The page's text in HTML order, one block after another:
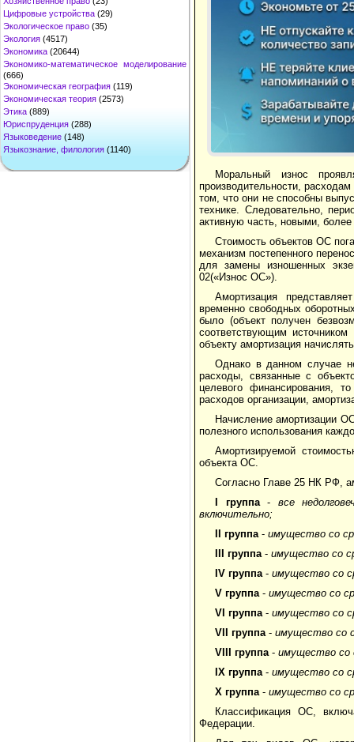
Цифровые устройства (29)
Экологическое право (35)
Экология (4517)
Экономика (20644)
Экономико-математическое моделирование
(666)
Экономическая география (119)
Экономическая теория (2573)
Этика (889)
Юриспруденция (288)
Языковедение (148)
Языкознание, филология (1140)
Моральный износ
производительности,
том, что они не способны
технике. Следовательно,
активную часть, новыми,
Стоимость объектов ОС
механизм постепенного
для замены изношенных
02(«Износ ОС»).
Амортизация
временно свободных
было (объект получен
соответствующим
объекту амортизация
Однако в данном случае
расходы, связанные с
целевого фи­нансирования,
расходов организации,
Начисление амортизации
полезного использования
Амортизируемой
объекта ОС.
Согласно Главе 25 НК РФ,
I группа- все
включительно;
II группа - имущество со
группа- имущество со
IV группа- имущество со
V группа- имущество со
VI группа- имущество со
VII
группа- имущество со
VIII
группа- имущество со
IX группа- имущество со
X группа- имущество со
Классификация ОС,
Федерации.